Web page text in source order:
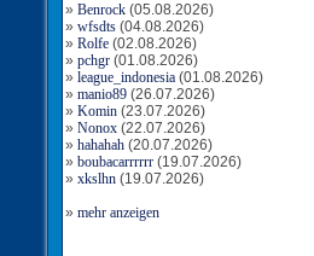
» Benrock (05.08.2026)
» wfsdts (04.08.2026)
» Rolfe (02.08.2026)
» pchgr (01.08.2026)
» league_indonesia (01.08.2026)
» manio89 (26.07.2026)
» Komin (23.07.2026)
» Nonox (22.07.2026)
» hahahah (20.07.2026)
» boubacarrrrrr (19.07.2026)
» xkslhn (19.07.2026)
» mehr anzeigen